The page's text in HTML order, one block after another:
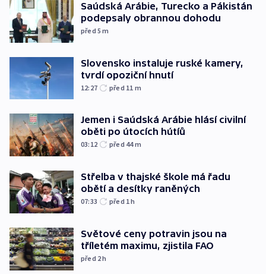
Saúdská Arábie, Turecko a Pákistán
podepsaly obrannou dohodu
před 5m
Slovensko instaluje ruské kamery,
tvrdí opoziční hnutí
12:27 před 11 m
Jemen i Saúdská Arábie hlásí civilní
oběti po útocích hútíů
03:12 před 44m
Střelba v thajské škole má řadu
obětí a desítky raněných
07:33 před 1h
Světové ceny potravin jsou na
tříletém maximu, zjistila FAO
před 2h